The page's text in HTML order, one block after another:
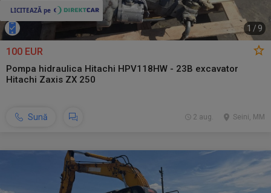
1 / 9
100 EUR
Pompa hidraulica Hitachi HPV118HW - 23B excavator
Hitachi Zaxis ZX 250
Sună Seini, MM
2 aug.